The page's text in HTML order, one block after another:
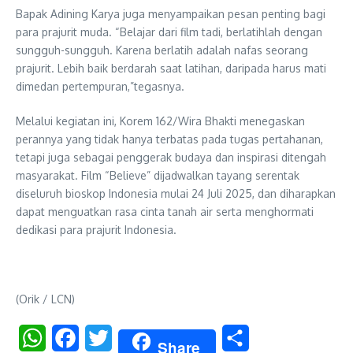
Bapak Adining Karya juga menyampaikan pesan penting bagi
para prajurit muda. “Belajar dari film tadi, berlatihlah dengan
sungguh-sungguh. Karena berlatih adalah nafas seorang
prajurit. Lebih baik berdarah saat latihan, daripada harus mati
dimedan pertempuran,”tegasnya.
Melalui kegiatan ini, Korem 162/Wira Bhakti menegaskan
perannya yang tidak hanya terbatas pada tugas pertahanan,
tetapi juga sebagai penggerak budaya dan inspirasi ditengah
masyarakat. Film “Believe” dijadwalkan tayang serentak
diseluruh bioskop Indonesia mulai 24 Juli 2025, dan diharapkan
dapat menguatkan rasa cinta tanah air serta menghormati
dedikasi para prajurit Indonesia.
(Orik / LCN)
WhatsAppFacebookTwitter Share